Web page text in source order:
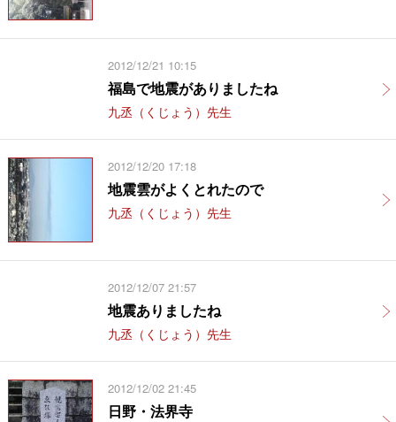
2012/12/21 10:15
福島で地震がありましたね
九丞（くじょう）先生
2012/12/20 17:18
地震雲がよくとれたので
九丞（くじょう）先生
2012/12/07 21:57
地震ありましたね
九丞（くじょう）先生
2012/12/02 21:45
日野・法界寺